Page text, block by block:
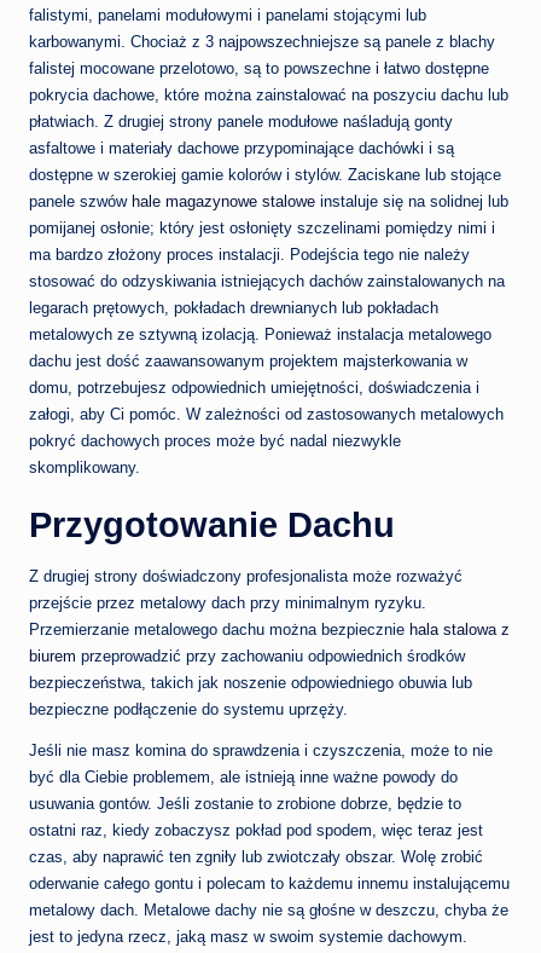
falistymi, panelami modułowymi i panelami stojącymi lub
karbowanymi. Chociaż z 3 najpowszechniejsze są panele z blachy
falistej mocowane przelotowo, są to powszechne i łatwo dostępne
pokrycia dachowe, które można zainstalować na poszyciu dachu lub
płatwiach. Z drugiej strony panele modułowe naśladują gonty
asfaltowe i materiały dachowe przypominające dachówki i są
dostępne w szerokiej gamie kolorów i stylów. Zaciskane lub stojące
panele szwów hale magazynowe stalowe instaluje się na solidnej lub
pomijanej osłonie; który jest osłonięty szczelinami pomiędzy nimi i
ma bardzo złożony proces instalacji. Podejścia tego nie należy
stosować do odzyskiwania istniejących dachów zainstalowanych na
legarach prętowych, pokładach drewnianych lub pokładach
metalowych ze sztywną izolacją. Ponieważ instalacja metalowego
dachu jest dość zaawansowanym projektem majsterkowania w
domu, potrzebujesz odpowiednich umiejętności, doświadczenia i
załogi, aby Ci pomóc. W zależności od zastosowanych metalowych
pokryć dachowych proces może być nadal niezwykle
skomplikowany.
Przygotowanie Dachu
Z drugiej strony doświadczony profesjonalista może rozważyć
przejście przez metalowy dach przy minimalnym ryzyku.
Przemierzanie metalowego dachu można bezpiecznie hala stalowa z
biurem przeprowadzić przy zachowaniu odpowiednich środków
bezpieczeństwa, takich jak noszenie odpowiedniego obuwia lub
bezpieczne podłączenie do systemu uprzęży.
Jeśli nie masz komina do sprawdzenia i czyszczenia, może to nie
być dla Ciebie problemem, ale istnieją inne ważne powody do
usuwania gontów. Jeśli zostanie to zrobione dobrze, będzie to
ostatni raz, kiedy zobaczysz pokład pod spodem, więc teraz jest
czas, aby naprawić ten zgniły lub zwiotczały obszar. Wolę zrobić
oderwanie całego gontu i polecam to każdemu innemu instalującemu
metalowy dach. Metalowe dachy nie są głośne w deszczu, chyba że
jest to jedyna rzecz, jaką masz w swoim systemie dachowym.